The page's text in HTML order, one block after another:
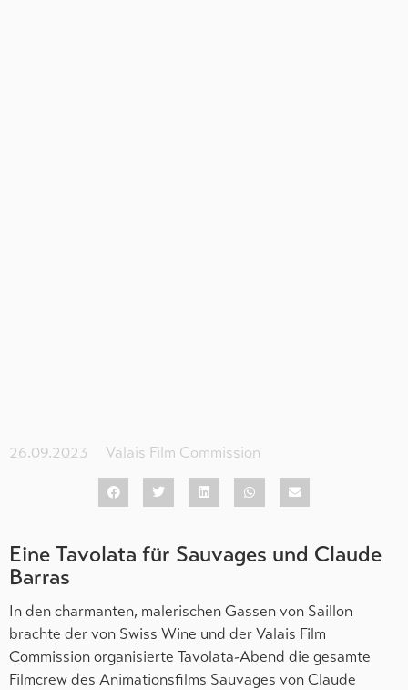
26.09.2023 Valais Film Commission
Eine Tavolata für Sauvages und Claude
Barras
In den charmanten, malerischen Gassen von Saillon
brachte der von Swiss Wine und der Valais Film
Commission organisierte Tavolata-Abend die gesamte
Filmcrew des Animationsfilms Sauvages von Claude